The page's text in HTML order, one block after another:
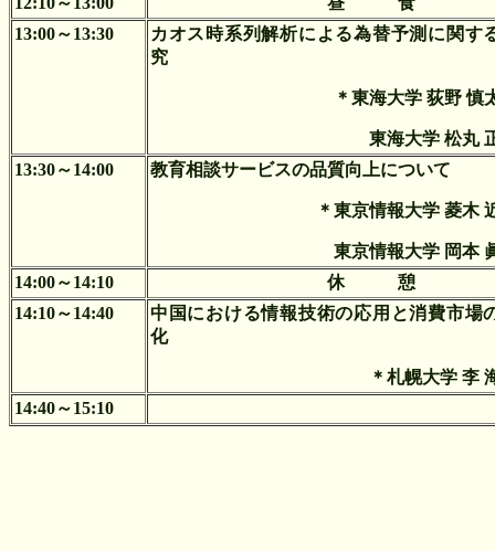
13:00～13:30
カオス時系列解析による為替予測に関す
究
＊東海大学 荻野 慎
東海大学 松丸
13:30～14:00
教育相談サービスの品質向上について
＊東京情報大学 菱木
東京情報大学 岡本
14:00～14:10
休 憩
14:10～14:40
中国における情報技術の応用と消費市場
化
＊札幌大学 李
14:40～15:10